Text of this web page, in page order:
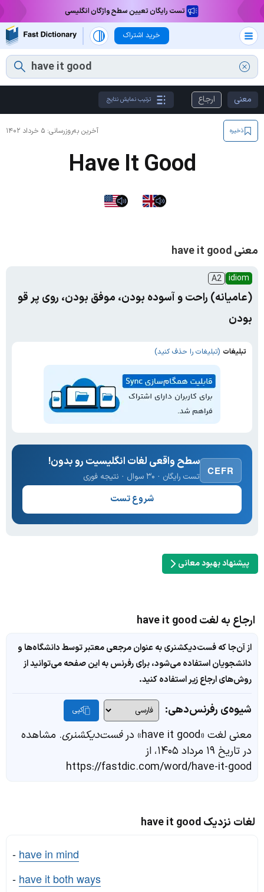
تست رایگان تعیین سطح واژگان انگلیسی
خرید اشتراک
معنی ارجاع ترتیب نمایش نتایج
آخرین به‌روزرسانی: ۵ خرداد ۱۴۰۲ ذخیره
Have It Good
معنی have it good
idiom
A2
(عامیانه) راحت و آسوده بودن، موفق بودن، روی پر قو
بودن
تبلیغات (تبلیغات را حذف کنید)
CEFR
سطح واقعی لغات انگلیسیت رو بدون!
تست رایگان · ۳۰ سوال · نتیجه فوری
شروع تست
پیشنهاد بهبود معانی
ارجاع به لغت have it good
از آن‌جا که فست‌دیکشنری به عنوان مرجعی معتبر توسط دانشگاه‌ها و
دانشجویان استفاده می‌شود، برای رفرنس به این صفحه می‌توانید از
روش‌های ارجاع زیر استفاده کنید.
شیوه‌ی رفرنس‌دهی: کپی
معنی لغت «have it good» در فست‌دیکشنری. مشاهده
در تاریخ ۱۹ مرداد ۱۴۰۵، از
https://fastdic.com/word/have-it-good
لغات نزدیک have it good
- have in mind
- have it both ways